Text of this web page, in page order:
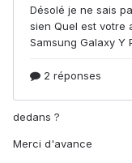
dedans ?
Merci d'avance